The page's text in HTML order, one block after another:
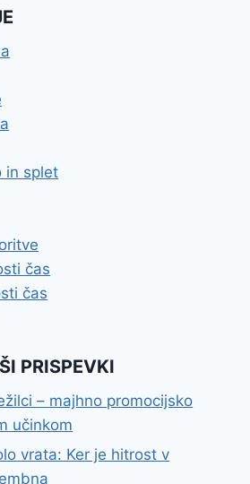
in splet
čas
čas
PRISPEVKI
– majhno promocijsko
učinkom
vrata: Ker je hitrost v